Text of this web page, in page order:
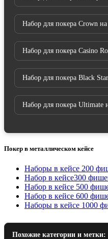
Набор для покера Crown
Набор для покера Casino
Набор для покера Black
Набор для покера Ultimate
Покер в металлическом кейсе
Наборы в кейсе 200
Набор в кейсе300
Набор в кейсе 500
Набор в кейсе 600
Наборы в кейсе 1000
Похожие категории и метки: